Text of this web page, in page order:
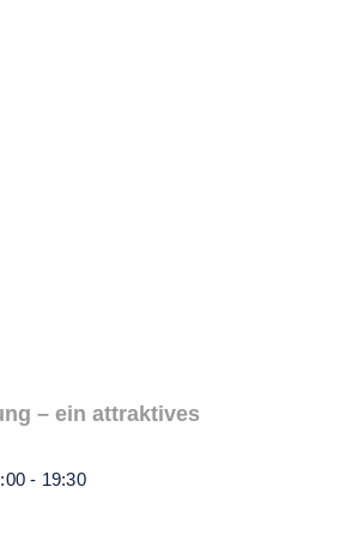
– ein attraktives
- 19:30